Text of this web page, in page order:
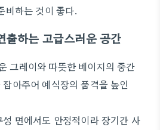
비하는 것이 좋다.
출하는 고급스러운 공간
그레이와 따뜻한 베이지의 중간
아주어 예식장의 품격을 높인
면에서도 안정적이라 장기간 사